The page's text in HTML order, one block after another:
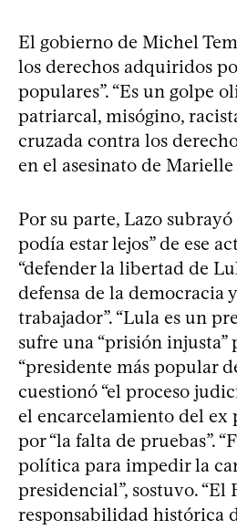
El gobierno de Michel
los derechos adquiridos
populares”. “Es un golpe
patriarcal, misógino,
cruzada contra los
en el asesinato de Marielle
Por su parte, Lazo subrayó
podía estar lejos” de ese
“defender la libertad de
defensa de la democracia
trabajador”. “Lula es un
sufre una “prisión injusta”
“presidente más popular
cuestionó “el proceso
el encarcelamiento del
por “la falta de pruebas”.
política para impedir la
presidencial”, sostuvo. “El
responsabilidad histórica